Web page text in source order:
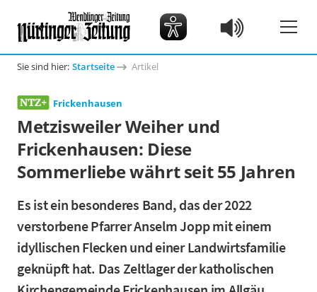
Sie sind hier: Startseite Artikel
Frickenhausen
Metzisweiler Weiher und
Frickenhausen: Diese
Sommerliebe währt seit 55 Jahren
Es ist ein besonderes Band, das der 2022
verstorbene Pfarrer Anselm Jopp mit einem
idyllischen Flecken und einer Landwirtsfamilie
geknüpft hat. Das Zeltlager der katholischen